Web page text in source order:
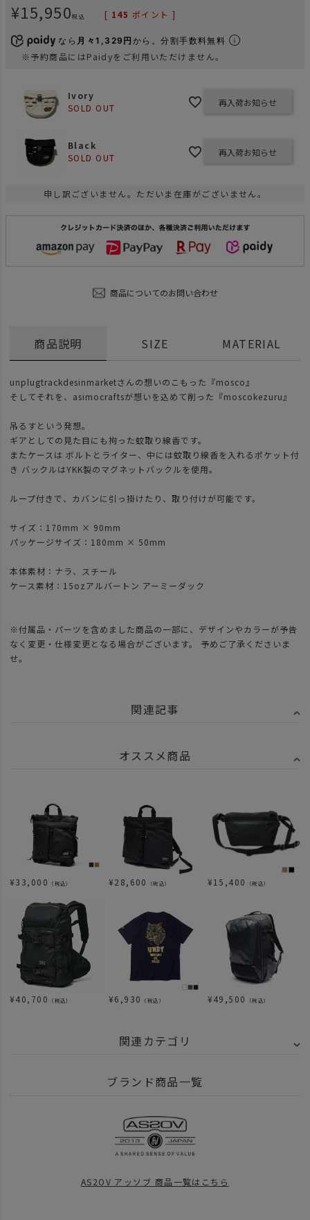
¥15,950税込 [ 145 ポイント ]
なら 月々1,329円 から。分割手数料無料
※予約商品にはPaidyをご利用いただけません。
Ivory
SOLD OUT
再入荷お知らせ
Black
SOLD OUT
再入荷お知らせ
申し訳ございません。ただいま在庫がございません。
商品についてのお問い合わせ
商品説明
unplugtrackdesinmarketさんの想いのこもった『mosco』
そしてそれを、asimocraftsが想いを込めて削った『moscokezuru』
吊るすという発想。
ギアとしての見た目にも拘った蚊取り線香です。
またケースは ボルトとライター、中には蚊取り線香を入れるポケット付
き バックルはYKK製のマグネットバックルを使用。
ループ付きで、カバンに引っ掛けたり、取り付けが可能です。
サイズ：170mm × 90mm
パッケージサイズ：180mm × 50mm
本体素材：ナラ、スチール
ケース素材：15ozアルバートン アーミーダック
※付属品・パーツを含めました商品の一部に、デザインやカラーが予告
なく変更・仕様変更となる場合がございます。 予めご了承くださいま
せ。
SIZE MATERIAL
関連記事
オススメ商品
¥33,000 （税込） ¥28,600 （税込） ¥15,400 （税込）
¥40,700 （税込） ¥6,930 （税込） ¥49,500 （税込）
関連カテゴリ
Moscokezuru再入荷
moscokezuru再入荷について
AS2OV PORTABLE STIC BURNER 抽選
ブランド商品一覧
AS2OV アッソブ 商品一覧はこちら